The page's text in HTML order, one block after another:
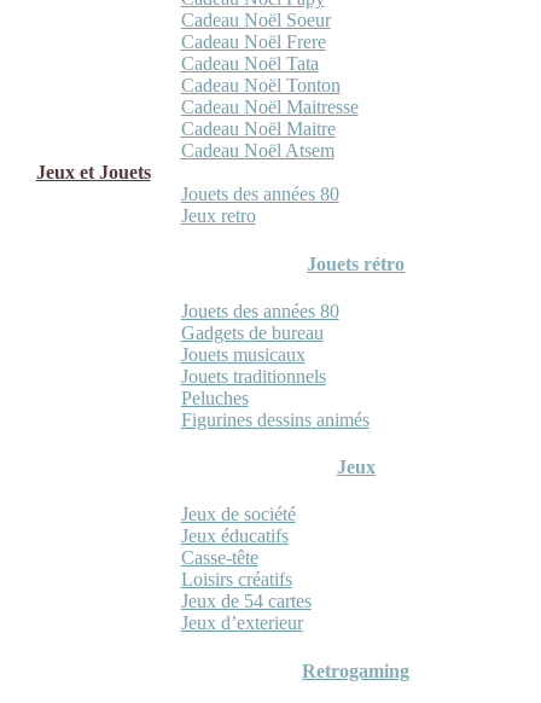
Cadeau Noël Soeur
Cadeau Noël Frere
Cadeau Noël Tata
Cadeau Noël Tonton
Cadeau Noël Maitresse
Cadeau Noël Maitre
Cadeau Noël Atsem
Jeux et Jouets
Jouets des années 80
Jeux retro
Jouets rétro
Jouets des années 80
Gadgets de bureau
Jouets musicaux
Jouets traditionnels
Peluches
Figurines dessins animés
Jeux
Jeux de société
Jeux éducatifs
Casse-tête
Loisirs créatifs
Jeux de 54 cartes
Jeux d’exterieur
Retrogaming